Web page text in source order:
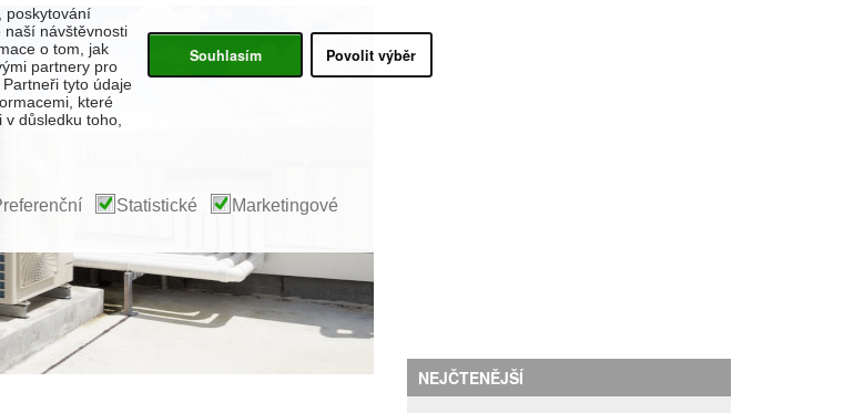
NEJČTENĚJŠÍ
poskytování
návštěvnosti
o tom, jak
partnery pro
tyto údaje
které
důsledku toho,
Souhlasím Povolit výběr
Statistické Marketingové